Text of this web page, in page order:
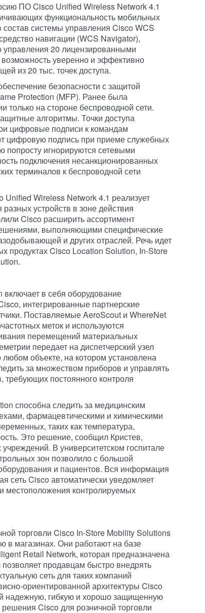
ПО Cisco Unified Wireless Network 4.1
функциональность мобильных
состав системы управления Cisco WCS
навигации (WCS Navigator),
управления 20 лицензированными
уверенно и эффективно
из 20 тыс. точек доступа.
безопасности с защитой
Protection (MFP). Ранее была
только на стороне беспроводной сети.
алгоритмы. Точки доступа
цифровые подписи к командам
цифровую подпись при приеме служебных
попросту игнорируются сетевыми
подключения несанкционированных
терминалов к беспроводной сети
Wireless Network 4.1 реализует
устройств в зоне действия
Cisco расширить ассортимент
выполняющими специфические
и других отраслей. Речь идет
продуктах Cisco Location Solution, In-Store
в себя оборудование
интегрированные партнерские
Поставляемые AeroScout и WhereNet
меток и используются
перемещений материальных
передает на диспетчерский узел
объекте, на котором установлена
за множеством приборов и управлять
требующих постоянного контроля
способна следить за медицинским
фармацевтическими и химическими
таких как температура,
Это решение, сообщил Кристев,
В университетском госпитале
зон позволило с большой
и пациентов. Вся информация
сеть Cisco автоматически уведомляет
местоположения контролируемых
торговли Cisco In-Store Mobility Solutions
в магазинах. Они работают на базе
Retail Network, которая предназначена
продавцам быстро внедрять
сеть для таких компаний
ориентированной архитектуры Cisco
надежную, гибкую и хорошо защищенную
Cisco для розничной торговли